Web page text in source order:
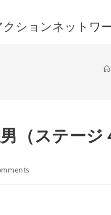
ションネットワ
ステージ